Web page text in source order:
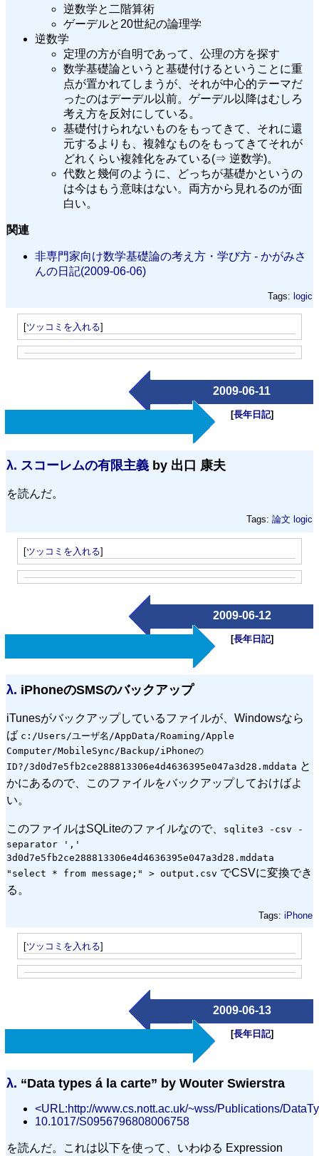
逆数学と二階算術
ゲーデルと20世紀の論理学
逆数学
定理の方が自明であって、公理の方を探す
数学基礎論というと基礎付けるということに重
点が置かれてしまうが、それが中心的テーマだ
ったのはデーデル以前。ゲーデル以降はむしろ
考え方を反対にしている。
基礎付けられないものをもってきて、それに還
元するよりも、複雑なものをもってきてそれが
どれくらい複雑化をみている(⇒ 逆数学)。
代数と幾何のように、どっちが基礎かというの
は今はもう意味はない。両方から見れるのが面
白い。
関連
非専門家向け数学基礎論の考え方・学び方 - かがみさ
んの日記(2009-06-06)
Tags: logic
[ツッコミを入れる]
2009-06-11
[長年日記]
λ. スコーレムの有限主義 by 出口 康夫
を読んだ。
Tags: 論文 logic
[ツッコミを入れる]
2009-06-12
[長年日記]
λ. iPhoneのSMSのバックアップ
iTunesがバックアップしているファイルが、Windowsなら
ば c:/Users/ユーザ名/AppData/Roaming/Apple
Computer/MobileSync/Backup/iPhoneの
ID?/3d0d7e5fb2ce288813306e4d4636395e047a3d28.mddata と
かにあるので、このファイルをバックアップしておけばよ
い。
このファイルはSQLiteのファイルなので、
sqlite3 -csv -
separator ','
3d0d7e5fb2ce288813306e4d4636395e047a3d28.mddata
"select * from message;" > output.csv でCSVに変換でき
る。
Tags: iPhone
[ツッコミを入れる]
2009-06-13
[長年日記]
λ. “Data types á la carte” by Wouter Swierstra
<URL:http://www.cs.nott.ac.uk/~wss/Publications/
10.1017/S0956796808006758
を読んだ。これは以下を使って、いわゆる Expression